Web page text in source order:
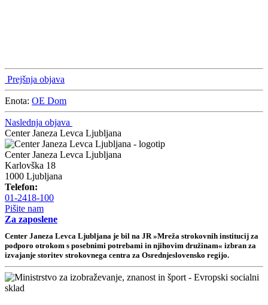
Prejšnja objava
Enota: OE Dom
Naslednja objava
Center Janeza Levca Ljubljana
Center Janeza Levca Ljubljana
Karlovška 18
1000 Ljubljana
Telefon:
01-2418-100
Pišite nam
Za zaposlene
Center Janeza Levca Ljubljana je bil na JR »Mreža strokovnih institucij za
podporo otrokom s posebnimi potrebami in njihovim družinam« izbran za
izvajanje storitev strokovnega centra za Osrednjeslovensko regijo.